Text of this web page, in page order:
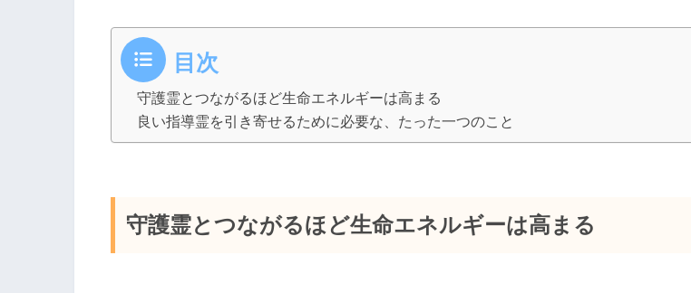
目次
守護霊とつながるほど生命エネルギーは高まる
良い指導霊を引き寄せるために必要な、たった一つのこと
守護霊とつながるほど生命エネルギーは高まる